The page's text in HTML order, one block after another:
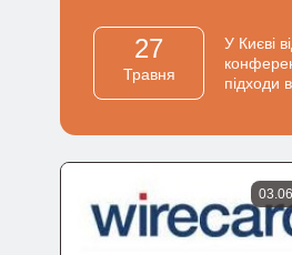
27
Травня
У Києві
підходи